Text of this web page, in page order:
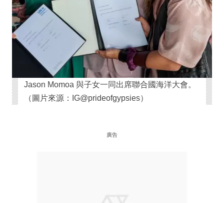
Jason Momoa 與子女一同出席聯合國海洋大會。
（圖片來源：IG@prideofgypsies）
廣告